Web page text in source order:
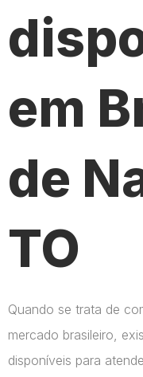
em
de
TO
Quando se trata de
mercado brasileiro,
disponíveis para